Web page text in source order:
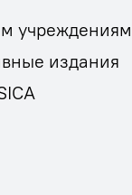
учреждениям
издания